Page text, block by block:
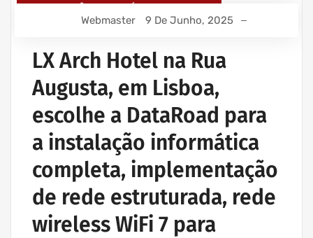
PROJETOS CABLAGEM E REDES INFORMÁTICA
REDE ESTRUTURADA INFORMÁTICA
Webmaster 9 De Junho, 2025
LX Arch Hotel na Rua
Augusta, em Lisboa,
escolhe a DataRoad para
a instalação informática
completa, implementação
de rede estruturada, rede
wireless WiFi 7 para